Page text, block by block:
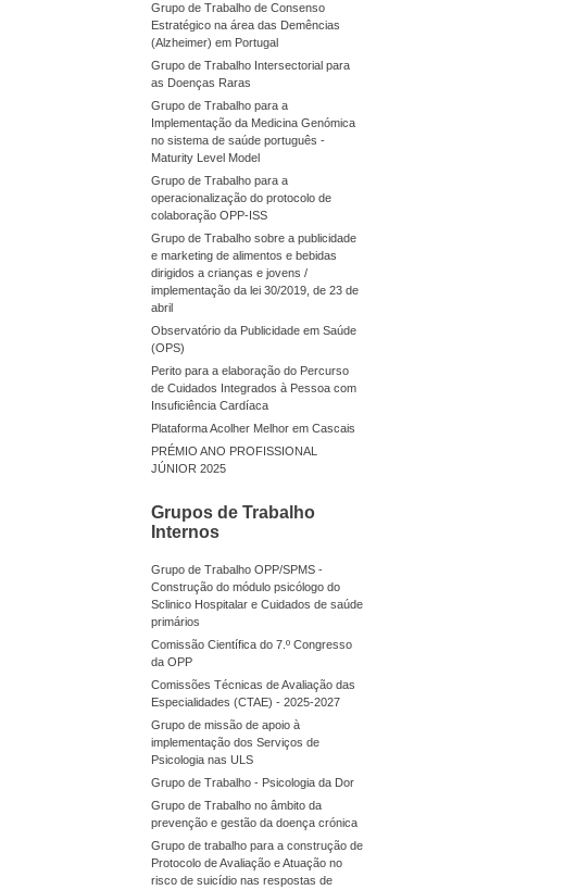
Grupo de Trabalho de Consenso
Estratégico na área das Demências
(Alzheimer) em Portugal
Grupo de Trabalho Intersectorial para
as Doenças Raras
Grupo de Trabalho para a
Implementação da Medicina Genómica
no sistema de saúde português -
Maturity Level Model
Grupo de Trabalho para a
operacionalização do protocolo de
colaboração OPP-ISS
Grupo de Trabalho sobre a publicidade
e marketing de alimentos e bebidas
dirigidos a crianças e jovens /
implementação da lei 30/2019, de 23 de
abril
Observatório da Publicidade em Saúde
(OPS)
Perito para a elaboração do Percurso
de Cuidados Integrados à Pessoa com
Insuficiência Cardíaca
Plataforma Acolher Melhor em Cascais
PRÉMIO ANO PROFISSIONAL
JÚNIOR 2025
Grupos de Trabalho
Internos
Grupo de Trabalho OPP/SPMS -
Construção do módulo psicólogo do
Sclinico Hospitalar e Cuidados de saúde
primários
Comissão Científica do 7.º Congresso
da OPP
Comissões Técnicas de Avaliação das
Especialidades (CTAE) - 2025-2027
Grupo de missão de apoio à
implementação dos Serviços de
Psicologia nas ULS
Grupo de Trabalho - Psicologia da Dor
Grupo de Trabalho no âmbito da
prevenção e gestão da doença crónica
Grupo de trabalho para a construção de
Protocolo de Avaliação e Atuação no
risco de suicídio nas respostas de